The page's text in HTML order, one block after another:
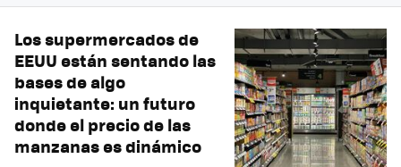
Los supermercados de
EEUU están sentando las
bases de algo
inquietante: un futuro
donde el precio de las
manzanas es dinámico